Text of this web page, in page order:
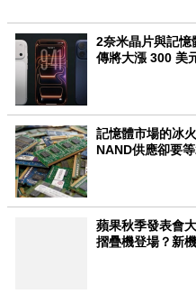
2奈米晶片與記
傳將大漲 300 美
記憶體市場的冰
NAND供應卻要
蘋果秋季發表會
摺疊機登場？新